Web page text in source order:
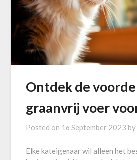
Ontdek de
graanvrij voer
Posted on 16 September 2023 by
Elke kateigenaar wil alleen het